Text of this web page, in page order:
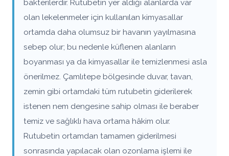
bakterilerdir. Rutubetin yer aldığı alanlarda var
olan lekelenmeler için kullanılan kimyasallar
ortamda daha olumsuz bir havanın yayılmasına
sebep olur; bu nedenle küflenen alanların
boyanması ya da kimyasallar ile temizlenmesi asla
önerilmez. Çamlıtepe bölgesinde duvar, tavan,
zemin gibi ortamdaki tüm rutubetin giderilerek
istenen nem dengesine sahip olması ile beraber
temiz ve sağlıklı hava ortama hâkim olur.
Rutubetin ortamdan tamamen giderilmesi
sonrasında yapılacak olan ozonlama işlemi ile